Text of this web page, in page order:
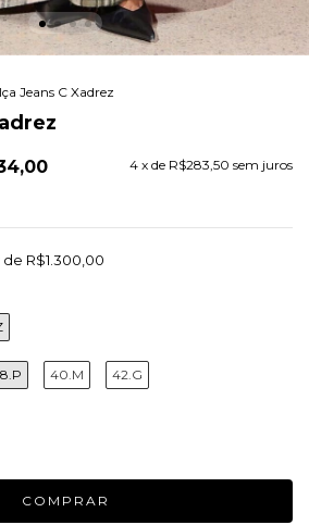
Jeans C Xadrez
4 x de R$283,50 sem juros
de R$1.300,00
40.M 42.G